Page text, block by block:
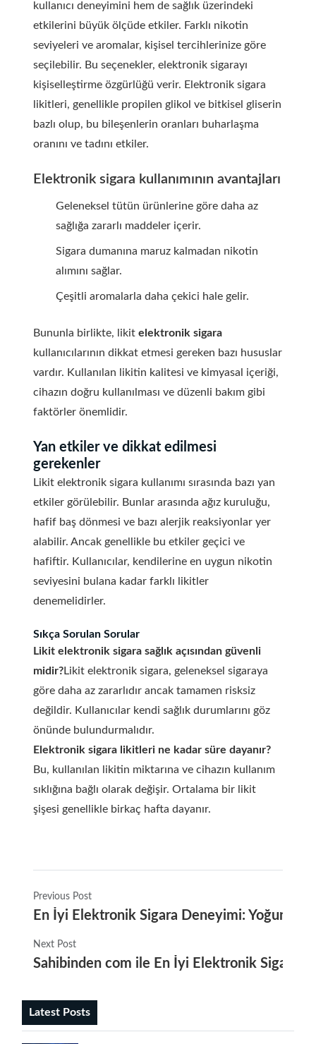
kullanıcı deneyimini hem de sağlık üzerindeki
etkilerini büyük ölçüde etkiler. Farklı nikotin
seviyeleri ve aromalar, kişisel tercihlerinize göre
seçilebilir. Bu seçenekler, elektronik sigarayı
kişiselleştirme özgürlüğü verir. Elektronik sigara
likitleri, genellikle propilen glikol ve bitkisel gliserin
bazlı olup, bu bileşenlerin oranları buharlaşma
oranını ve tadını etkiler.
Elektronik sigara kullanımının avantajları
Geleneksel tütün ürünlerine göre daha az
sağlığa zararlı maddeler içerir.
Sigara dumanına maruz kalmadan nikotin
alımını sağlar.
Çeşitli aromalarla daha çekici hale gelir.
Bununla birlikte, likit elektronik sigara
kullanıcılarının dikkat etmesi gereken bazı hususlar
vardır. Kullanılan likitin kalitesi ve kimyasal içeriği,
cihazın doğru kullanılması ve düzenli bakım gibi
faktörler önemlidir.
Yan etkiler ve dikkat edilmesi
gerekenler
Likit elektronik sigara kullanımı sırasında bazı yan
etkiler görülebilir. Bunlar arasında ağız kuruluğu,
hafif baş dönmesi ve bazı alerjik reaksiyonlar yer
alabilir. Ancak genellikle bu etkiler geçici ve
hafiftir. Kullanıcılar, kendilerine en uygun nikotin
seviyesini bulana kadar farklı likitler
denemelidirler.
Sıkça Sorulan Sorular
Likit elektronik sigara sağlık açısından güvenli
midir?Likit elektronik sigara, geleneksel sigaraya
göre daha az zararlıdır ancak tamamen risksiz
değildir. Kullanıcılar kendi sağlık durumlarını göz
önünde bulundurmalıdır.
Elektronik sigara likitleri ne kadar süre dayanır?
Bu, kullanılan likitin miktarına ve cihazın kullanım
sıklığına bağlı olarak değişir. Ortalama bir likit
şişesi genellikle birkaç hafta dayanır.
Previous Post
En İyi Elektronik Sigara Deneyimi: Yoğun
Next Post
Sahibinden com ile En İyi Elektronik Sigara
Latest Posts